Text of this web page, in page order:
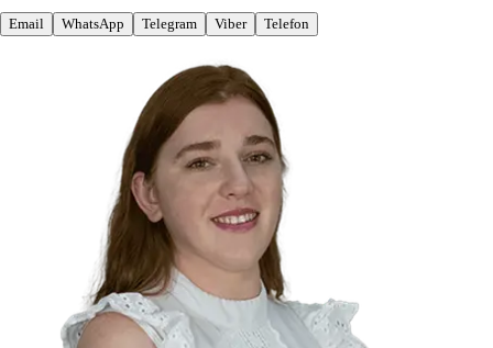
Email WhatsApp Telegram Viber Telefon